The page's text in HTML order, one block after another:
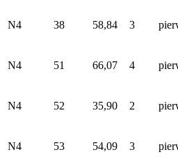
N4 38 58,84 3
N4 51 66,07 4
N4 52 35,90 2
N4 53 54,09 3